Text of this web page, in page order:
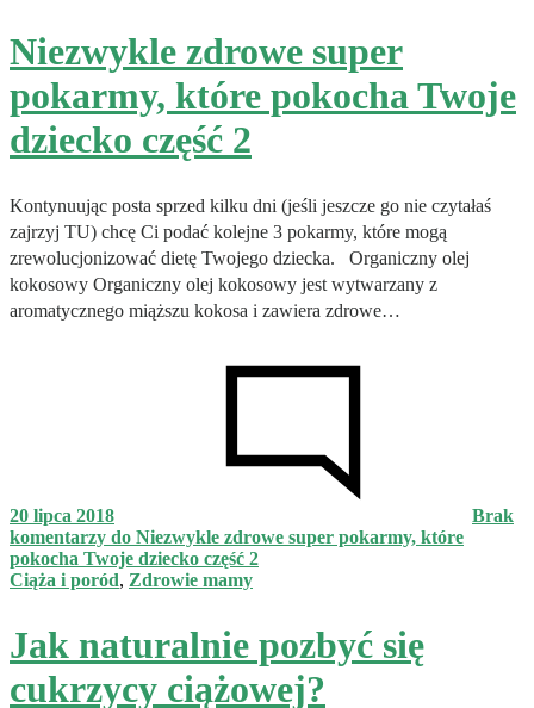
Niezwykle zdrowe super
pokarmy, które pokocha Twoje
dziecko część 2
Kontynuując posta sprzed kilku dni (jeśli jeszcze go nie czytałaś
zajrzyj TU) chcę Ci podać kolejne 3 pokarmy, które mogą
zrewolucjonizować dietę Twojego dziecka. Organiczny olej
kokosowy Organiczny olej kokosowy jest wytwarzany z
aromatycznego miąższu kokosa i zawiera zdrowe…
20 lipca 2018
Brak
komentarzy do Niezwykle zdrowe super pokarmy, które
pokocha Twoje dziecko część 2
Ciąża i poród, Zdrowie mamy
Jak naturalnie pozbyć się
cukrzycy ciążowej?